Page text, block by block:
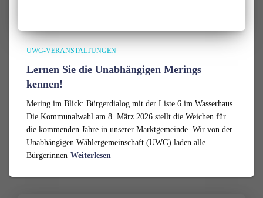
UWG-VERANSTALTUNGEN
Lernen Sie die Unabhängigen Merings
kennen!
Mering im Blick: Bürgerdialog mit der Liste 6 im Wasserhaus
Die Kommunalwahl am 8. März 2026 stellt die Weichen für
die kommenden Jahre in unserer Marktgemeinde. Wir von der
Unabhängigen Wählergemeinschaft (UWG) laden alle
Bürgerinnen Weiterlesen